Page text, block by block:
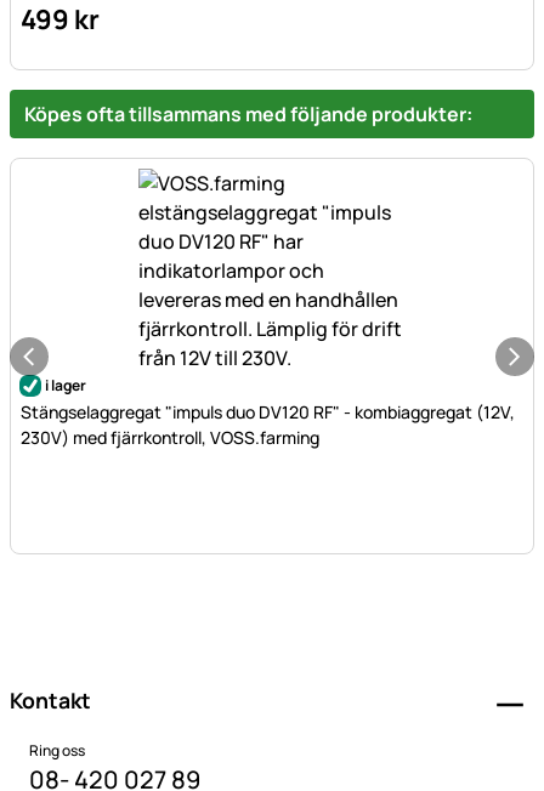
499 kr
Köpes ofta tillsammans med följande produkter:
i lager
Stängselaggregat "impuls duo DV120 RF" - kombiaggregat (12V,
230V) med fjärrkontroll, VOSS.farming
Kontakt
Ring oss
08- 420 027 89